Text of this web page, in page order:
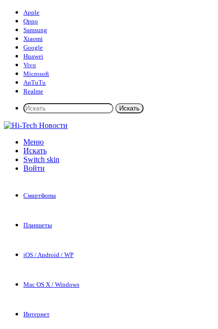
Apple
Oppo
Samsung
Xiaomi
Google
Huawei
Vivo
Microsoft
AnTuTu
Realme
Искать
Меню
Искать
Switch skin
Войти
Смартфоны
Планшеты
iOS / Android / WP
Mac OS X / Windows
Интернет